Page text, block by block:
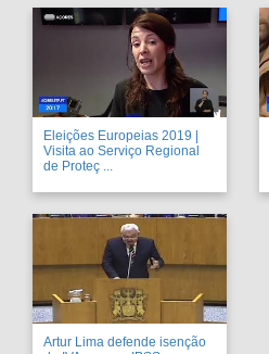
Eleições Europeias 2019 |
Visita ao Serviço Regional
de Proteç ...
Artur Lima defende isenção